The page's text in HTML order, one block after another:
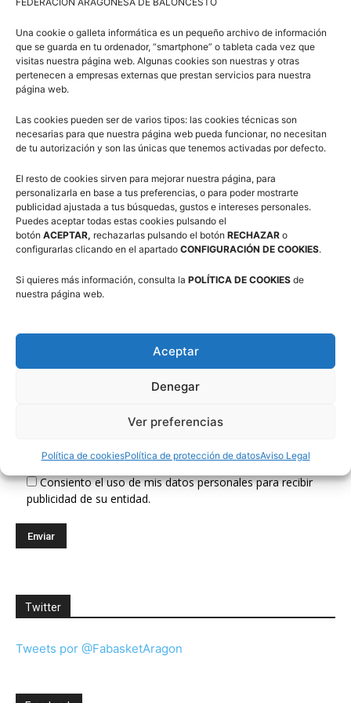
Una cookie o galleta informática es un pequeño archivo de información
que se guarda en tu ordenador, “smartphone” o tableta cada vez que
visitas nuestra página web. Algunas cookies son nuestras y otras
pertenecen a empresas externas que prestan servicios para nuestra
página web.
Las cookies pueden ser de varios tipos: las cookies técnicas son
necesarias para que nuestra página web pueda funcionar, no necesitan
de tu autorización y son las únicas que tenemos activadas por defecto.
El resto de cookies sirven para mejorar nuestra página, para
personalizarla en base a tus preferencias, o para poder mostrarte
publicidad ajustada a tus búsquedas, gustos e intereses personales.
Puedes aceptar todas estas cookies pulsando el
botón ACEPTAR, rechazarlas pulsando el botón RECHAZAR o
configurarlas clicando en el apartado CONFIGURACIÓN DE COOKIES.
Si quieres más información, consulta la POLÍTICA DE COOKIES de
nuestra página web.
Aceptar
Denegar
Ver preferencias
Política de cookiesPolítica de protección de datosAviso Legal
Comité de Árbitros (CAAB)
Síguenos en Redes Sociales
Suscríbete a nuestra Newsletter
Correo electrónico (requerido)
Consiento el uso de mis datos personales para recibir
publicidad de su entidad.
Twitter
Tweets por @FabasketAragon